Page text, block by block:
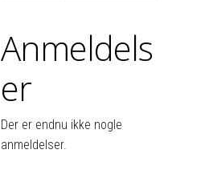
Anmeldels
er
Der er endnu ikke nogle
anmeldelser.